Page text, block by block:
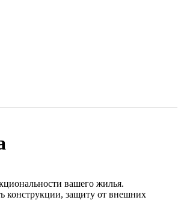
вашего жилья.
конструкции, защиту от внешних